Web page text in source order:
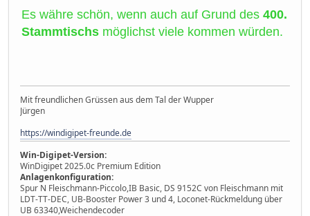
Es währe schön, wenn auch auf Grund des 400.
Stammtischs möglichst viele kommen würden.
Mit freundlichen Grüssen aus dem Tal der Wupper
Jürgen
https://windigipet-freunde.de
Win-Digipet-Version:
WinDigipet 2025.0c Premium Edition
Anlagenkonfiguration:
Spur N Fleischmann-Piccolo,IB Basic, DS 9152C von Fleischmann mit
LDT-TT-DEC, UB-Booster Power 3 und 4, Loconet-Rückmeldung über
UB 63340,Weichendecoder